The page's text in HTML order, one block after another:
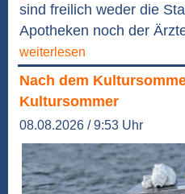
sind freilich weder die
Apotheken noch der
weiterlesen
Nach dem
Kultursommer
08.08.2026 / 9:53 Uhr